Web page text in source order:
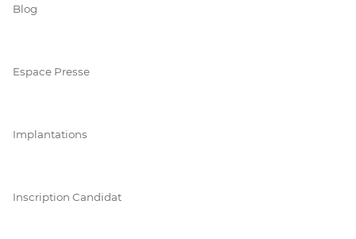
Blog
Espace Presse
Implantations
Inscription Candidat